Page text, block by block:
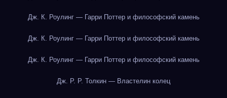
Дж. К. Роулинг — Гарри Поттер и философский камень
Дж. К. Роулинг — Гарри Поттер и философский камень
Дж. К. Роулинг — Гарри Поттер и философский камень
Дж. Р. Р. Толкин — Властелин колец